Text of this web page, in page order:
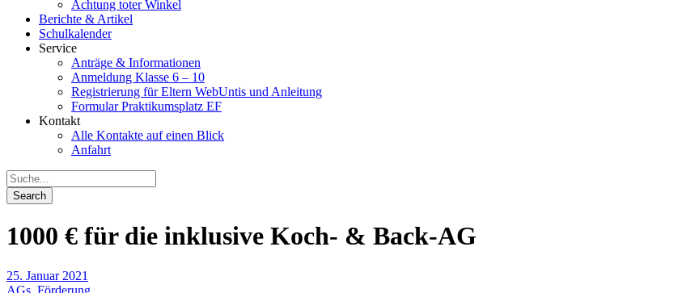
Achtung toter Winkel
Berichte & Artikel
Schulkalender
Service
Anträge & Informationen
Anmeldung Klasse 6 – 10
Registrierung für Eltern WebUntis und Anleitung
Formular Praktikumsplatz EF
Kontakt
Alle Kontakte auf einen Blick
Anfahrt
1000 € für die inklusive Koch- & Back-AG
25. Januar 2021
AGs, Förderung